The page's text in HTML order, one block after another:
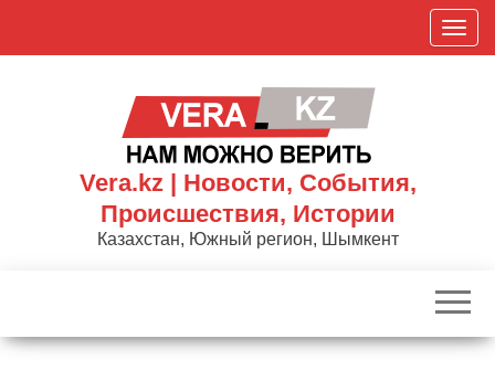
П
о
к
р
Vera.kz | Новости, События,
Происшествия, Истории
Казахстан, Южный регион, Шымкент